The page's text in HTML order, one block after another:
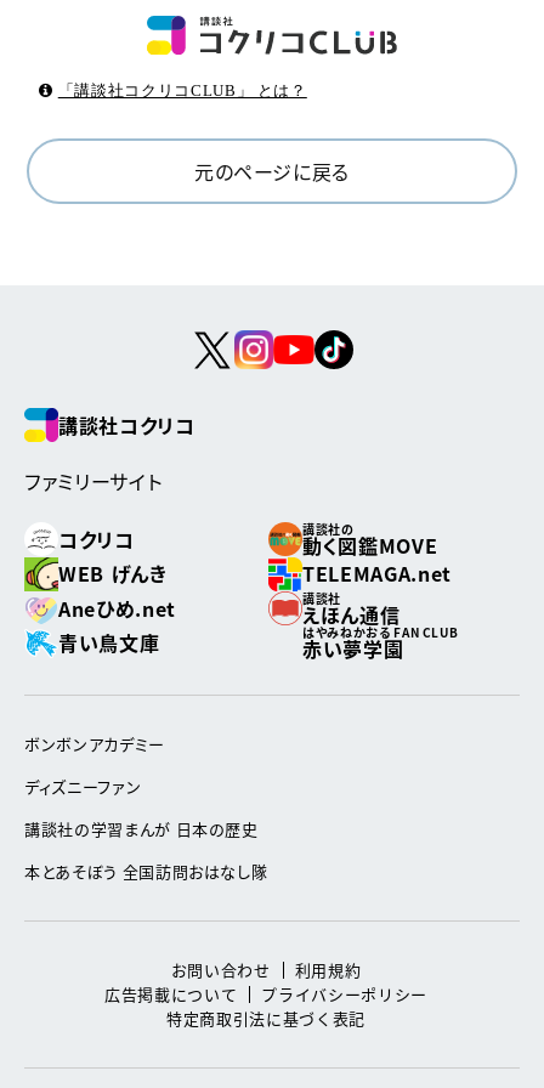
「講談社コクリコCLUB」 とは？
元のページに戻る
講談社コクリコ
ファミリーサイト
コクリコ
講談社の
動く図鑑MOVE
WEB げんき
TELEMAGA.net
Aneひめ.net
講談社
えほん通信
青い鳥文庫
はやみねかおる FAN CLUB
赤い夢学園
ボンボンアカデミー
ディズニーファン
講談社の学習まんが 日本の歴史
本とあそぼう 全国訪問おはなし隊
お問い合わせ
利用規約
広告掲載について
プライバシーポリシー
特定商取引法に基づく表記